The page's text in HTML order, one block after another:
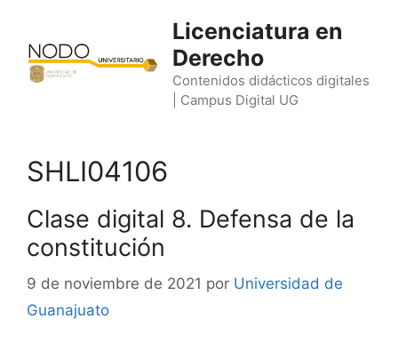
contenido
Licenciatura en
Derecho
Contenidos didácticos digitales
| Campus Digital UG
SHLI04106
Clase digital 8. Defensa de la
constitución
9 de noviembre de 2021 por Universidad de
Guanajuato